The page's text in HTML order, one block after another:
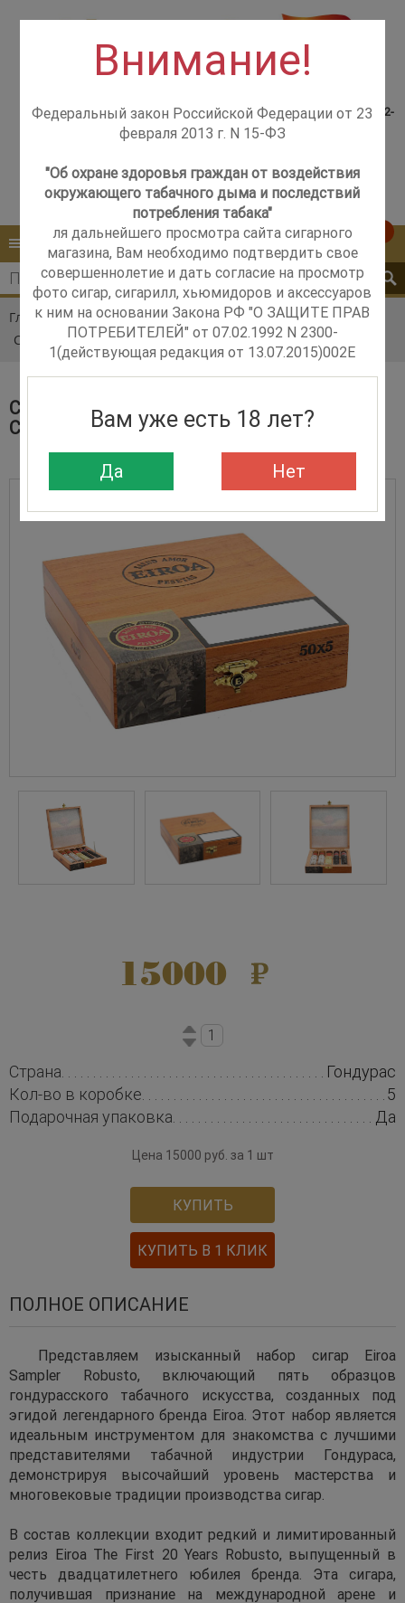
Контакты Обратный звонок
Розничный магазин
м. Добрынинская,
+7 (499) 237-12-56
самовывоз со склада +7(925)502-
КАТАЛОГ МЕНЮ
Главная Каталог
Сигары в подарок
Сигары SET Eiroa Sampler Robusto 5 Cigars
СИГАРЫ SET EIROA SAMPLER ROBUSTO 5
CIGARS
15000
Страна
Гондурас
Кол-во в коробке
5
Подарочная упаковка
Да
Цена 15000 руб. за 1 шт
КУПИТЬ
КУПИТЬ В 1 КЛИК
ПОЛНОЕ ОПИСАНИЕ
Представляем изысканный набор сигар Eiroa
Sampler Robusto, включающий пять образцов
гондурасского табачного искусства, созданных под
эгидой легендарного бренда Eiroa. Этот набор является
идеальным инструментом для знакомства с лучшими
представителями табачной индустрии Гондураса,
демонстрируя высочайший уровень мастерства и
многовековые традиции производства сигар.
В состав коллекции входит редкий и лимитированный
релиз Eiroa The First 20 Years Robusto, выпущенный в
честь двадцатилетнего юбилея бренда. Эта сигара,
получившая признание на международной арене и
Внимание!
Федеральный закон Российской Федерации от 23
февраля 2013 г. N 15-ФЗ
"Об охране здоровья граждан от воздействия
окружающего табачного дыма и последствий
потребления табака"
ля дальнейшего просмотра сайта сигарного
магазина, Вам необходимо подтвердить свое
совершеннолетие и дать согласие на просмотр
фото сигар, сигарилл, хьюмидоров и аксессуаров
к ним на основании Закона РФ "О ЗАЩИТЕ ПРАВ
ПОТРЕБИТЕЛЕЙ" от 07.02.1992 N 2300-
1(действующая редакция от 13.07.2015)002E
Вам уже есть 18 лет?
Да Нет